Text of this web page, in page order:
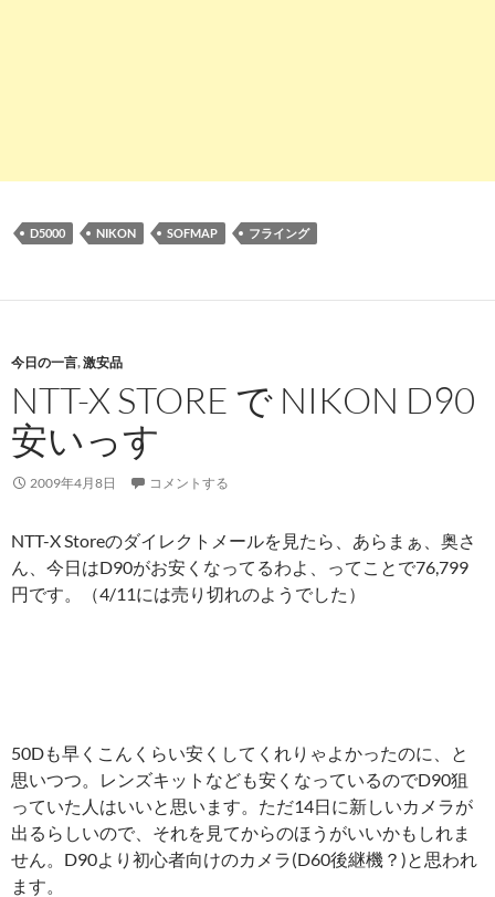
D5000 NIKON SOFMAP フライング
今日の一言,激安品
NTT-X STORE で NIKON D90
安いっす
2009年4月8日 コメントする
NTT-X Storeのダイレクトメールを見たら、あらまぁ、奥さ
ん、今日はD90がお安くなってるわよ、ってことで76,799
円です。（4/11には売り切れのようでした）
50Dも早くこんくらい安くしてくれりゃよかったのに、と
思いつつ。レンズキットなども安くなっているのでD90狙
っていた人はいいと思います。ただ14日に新しいカメラが
出るらしいので、それを見てからのほうがいいかもしれま
せん。D90より初心者向けのカメラ(D60後継機？)と思われ
ます。